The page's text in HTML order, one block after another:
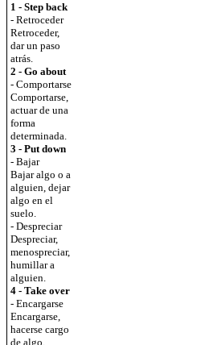
1 - Step back
- Retroceder
Retroceder,
dar un paso
atrás.
2 - Go about
- Comportarse
Comportarse,
actuar de una
forma
determinada.
3 - Put down
- Bajar
Bajar algo o a
alguien, dejar
algo en el
suelo.
- Despreciar
Despreciar,
menospreciar,
humillar a
alguien.
4 - Take over
- Encargarse
Encargarse,
hacerse cargo
de algo.